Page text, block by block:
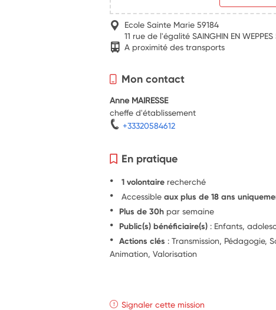
Ecole Sainte Marie 59184
11 rue de l'égalité SAINGHIN EN
A proximité des transports
Mon contact
Anne MAIRESSE
cheffe d'établissement
+33320584612
En pratique
1 volontaire recherché
Accessibleaux plus de 18 ans
Plus de 30h par semaine
Public(s) bénéficiaire(s) : Enfants,
Actions clés : Transmission, Pédagogie,
Animation, Valorisation
Signaler cette mission